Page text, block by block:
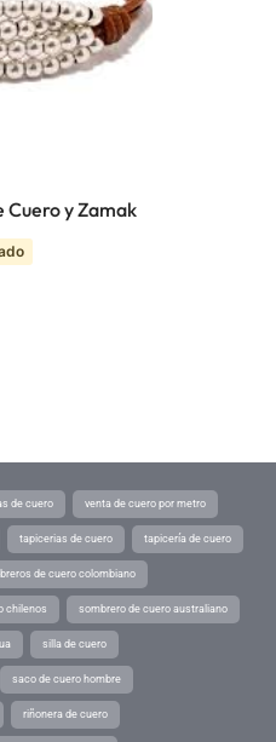
Cuero y Zamak
de cuero venta de cuero por metro
tapicerias de cuero tapicería de cuero
de cuero colombiano
chilenos sombrero de cuero australiano
silla de cuero
saco de cuero hombre
riñonera de cuero